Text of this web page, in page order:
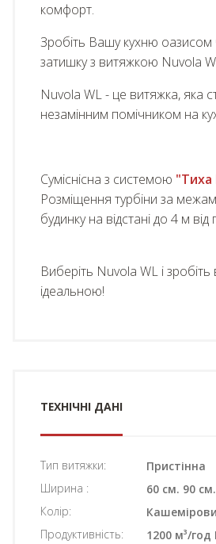
комфорт.
Зробіть Вашу кухню оазисом
затишку з витяжкою Nuvola
Nuvola WL - це витяжка, яка
незамінним помічником на
Суміснісна з системою "Тиха
Розміщення турбіни за
будинку на відстані до 4 м
Виберіть Nuvola WL і
ідеальною!
ТЕХНІЧНІ ДАНІ
Тип витяжки:
Пристінна
Ширина :
60 см. 90 см.
Колір:
Продуктивність:
1200 м³/год